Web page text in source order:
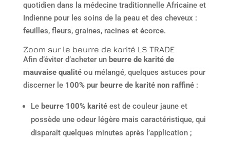
quotidien dans la médecine traditionnelle Africaine et
Indienne pour les soins de la peau et des cheveux :
feuilles, fleurs, graines, racines et écorce.
Zoom sur le beurre de karité LS TRADE
Afin d’éviter d’acheter un beurre de karité de
mauvaise qualitéou mélangé, quelques astuces pour
discerner le 100% pur beurre de karité non raffiné:
Le beurre 100% karitéest de couleur jaune et
possède une odeur légère mais caractéristique, qui
disparaît quelques minutes après l’application ;